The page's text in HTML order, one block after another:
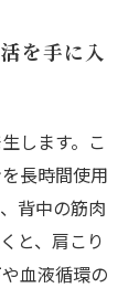
を手に入
します。こ
長時間使用
背中の筋肉
と、肩こり
血液循環の